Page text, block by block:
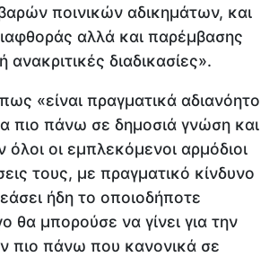
ποινικών αδικημάτων, και
αλλά και παρέμβασης
ανακριτικές διαδικασίες».
«είναι πραγματικά αδιανόητο
πιο πάνω σε δημοσιά γνώση και
οι εμπλεκόμενοι αρμόδιοι
τους, με πραγματικό κίνδυνο
ήδη το οποιοδήποτε
θα μπορούσε να γίνει για την
πιο πάνω που κανονικά σε